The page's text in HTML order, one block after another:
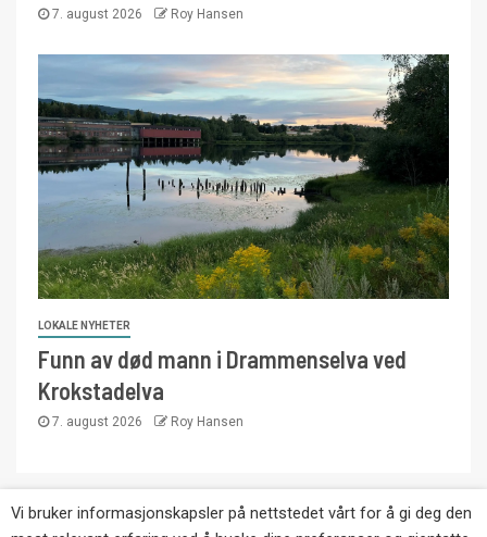
7. august 2026 Roy Hansen
LOKALE NYHETER
Funn av død mann i Drammenselva ved
Krokstadelva
7. august 2026 Roy Hansen
Copyright © Eikernytt.no utgis av Roy’s
Vi bruker informasjonskapsler på nettstedet vårt for å gi deg den